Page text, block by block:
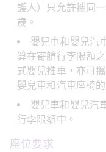
護人）只允許攜同
歲。
嬰兒車和嬰兒汽
算在寄艙行李限額
式嬰兒推車，亦可
嬰兒車和汽車座椅
嬰兒車和嬰兒汽
行李限額中。
座位要求